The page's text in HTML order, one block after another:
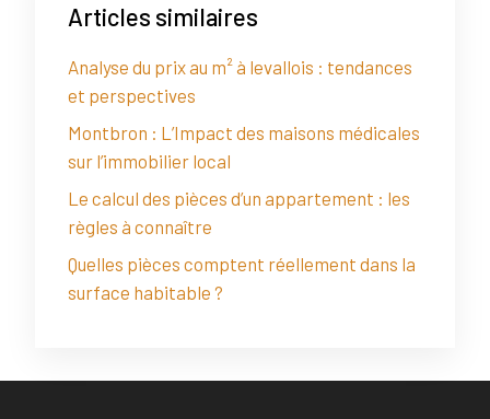
Articles similaires
Analyse du prix au m² à levallois : tendances
et perspectives
Montbron : L’Impact des maisons médicales
sur l’immobilier local
Le calcul des pièces d’un appartement : les
règles à connaître
Quelles pièces comptent réellement dans la
surface habitable ?